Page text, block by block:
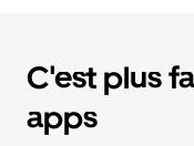
C'est plus
apps